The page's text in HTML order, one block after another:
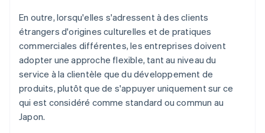
En outre, lorsqu'elles s'adressent à des clients
étrangers d'origines culturelles et de pratiques
commerciales différentes, les entreprises doivent
adopter une approche flexible, tant au niveau du
service à la clientèle que du développement de
produits, plutôt que de s'appuyer uniquement sur ce
qui est considéré comme standard ou commun au
Japon.